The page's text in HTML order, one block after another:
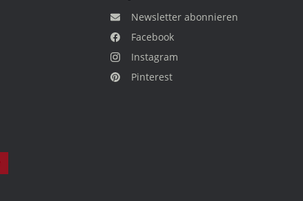
Newsletter abonnieren
Facebook
Instagram
Pinterest